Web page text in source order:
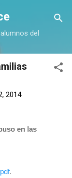
contenido principal
del
2014
en las
.